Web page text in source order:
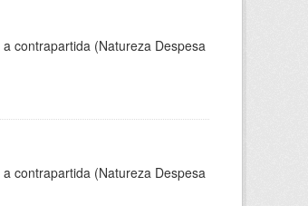
contrapartida (Natureza Despesa
contrapartida (Natureza Despesa